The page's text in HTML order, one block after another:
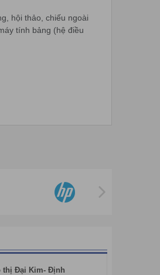
hội thảo, chiếu ngoài
tính bảng (hệ điều
thị Đại Kim- Định